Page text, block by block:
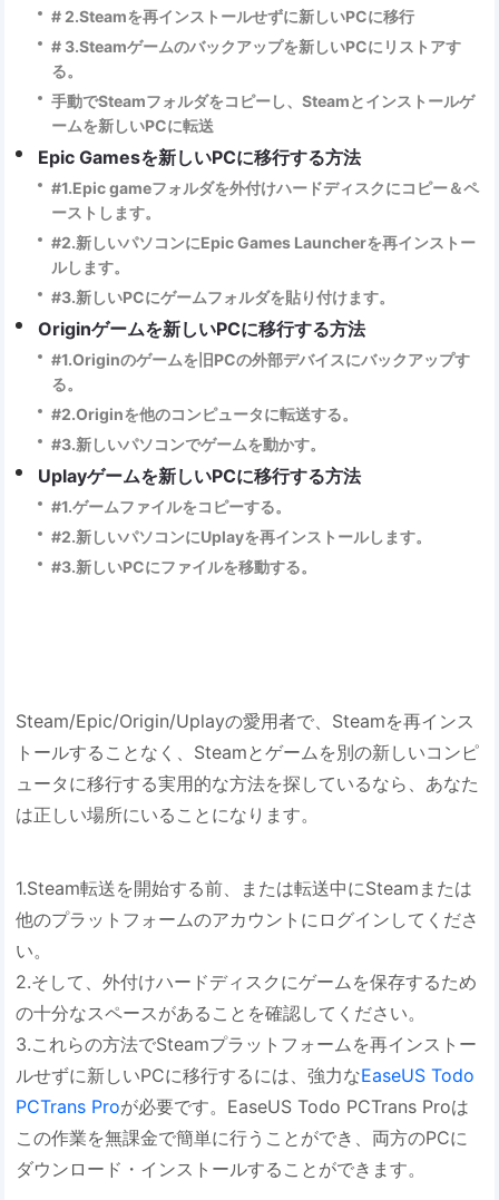
# 2.Steamを再インストールせずに新しいPCに移行
# 3.Steamゲームのバックアップを新しいPCにリストアす
る。
手動でSteamフォルダをコピーし、Steamとインストールゲ
ームを新しいPCに転送
Epic Gamesを新しいPCに移行する方法
#1.Epic gameフォルダを外付けハードディスクにコピー＆ペ
ーストします。
#2.新しいパソコンにEpic Games Launcherを再インストー
ルします。
#3.新しいPCにゲームフォルダを貼り付けます。
Originゲームを新しいPCに移行する方法
#1.Originのゲームを旧PCの外部デバイスにバックアップす
る。
#2.Originを他のコンピュータに転送する。
#3.新しいパソコンでゲームを動かす。
Uplayゲームを新しいPCに移行する方法
#1.ゲームファイルをコピーする。
#2.新しいパソコンにUplayを再インストールします。
#3.新しいPCにファイルを移動する。
Steam/Epic/Origin/Uplayの愛用者で、Steamを再インス
トールすることなく、Steamとゲームを別の新しいコンピ
ュータに移行する実用的な方法を探しているなら、あなた
は正しい場所にいることになります。
1.Steam転送を開始する前、または転送中にSteamまたは
他のプラットフォームのアカウントにログインしてくださ
い。
2.そして、外付けハードディスクにゲームを保存するため
の十分なスペースがあることを確認してください。
3.これらの方法でSteamプラットフォームを再インストー
ルせずに新しいPCに移行するには、強力なEaseUS Todo
PCTrans Proが必要です。EaseUS Todo PCTrans Proは
この作業を無課金で簡単に行うことができ、両方のPCに
ダウンロード・インストールすることができます。